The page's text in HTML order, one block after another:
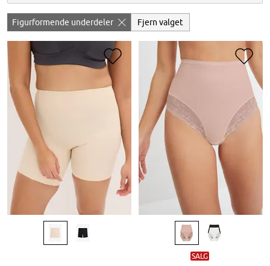
Figurformende underdeler Fjern valget
SALG